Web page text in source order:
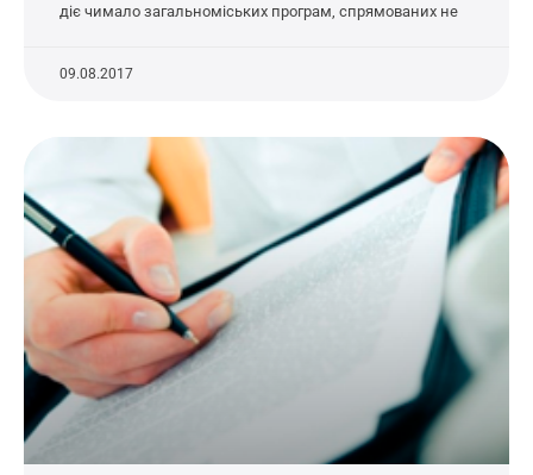
діє чимало загальноміських програм, спрямованих не
09.08.2017